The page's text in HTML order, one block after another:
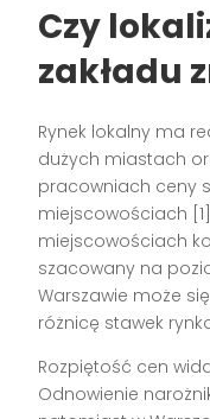
Czy
zakładu
Rynek lokalny ma
dużych miastach
pracowniach ceny
miejscowościach
miejscowościach
szacowany na
Warszawie może
różnicę stawek
Rozpiętość cen
Odnowienie